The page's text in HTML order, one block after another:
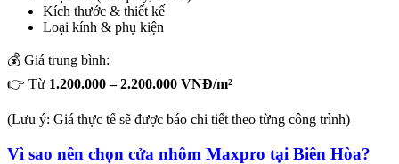
Kích thước & thiết kế
Loại kính & phụ kiện
💰 Giá trung bình:
👉 Từ 1.200.000 – 2.200.000 VNĐ/m²
(Lưu ý: Giá thực tế sẽ được báo chi tiết theo từng công trình)
Vì sao nên chọn cửa nhôm Maxpro tại Biên Hòa?